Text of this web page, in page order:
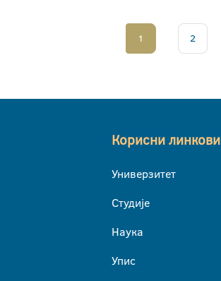
1 2
Корисни линкови
Универзитет
Студије
Наука
Упис